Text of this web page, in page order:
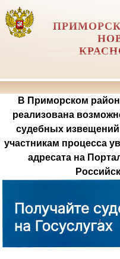
В Приморском
реализована
судебных
участникам процесса
адресата на